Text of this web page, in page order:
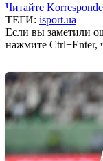
Читайте
ТЕГИ: isport.ua
Если вы заметили
нажмите Ctrl+Enter,